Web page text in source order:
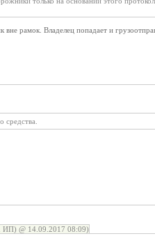
вне рамок. Владелец попадает и
ИП) @ 14.09.2017 08:09)